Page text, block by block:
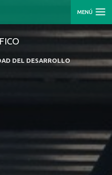
MENÚ
DEL DESARROLLO